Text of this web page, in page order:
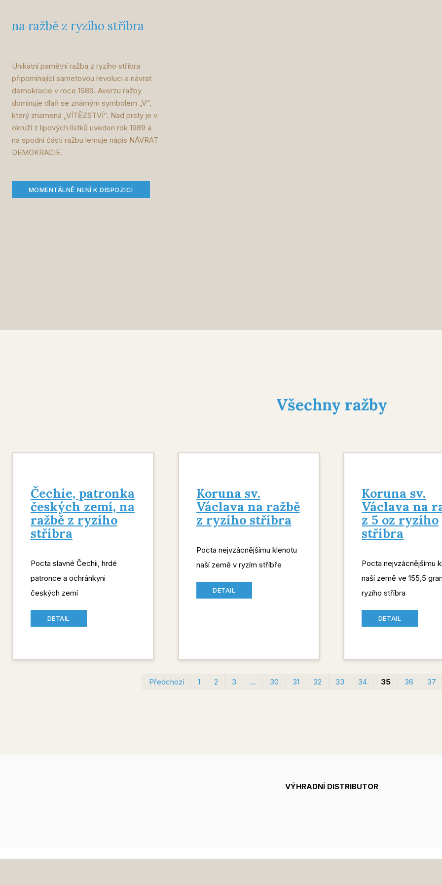
na ražbě z ryzího stříbra
Unikátní pamětní ražba z ryzího stříbra
připomínající sametovou revoluci a návrat
demokracie v roce 1989. Averzu ražby
dominuje dlaň se známým symbolem „V“,
který znamená „VÍTĚZSTVÍ“. Nad prsty je v
okruží z lipových lístků uveden rok 1989 a
na spodní části ražbu lemuje nápis NÁVRAT
DEMOKRACIE.
MOMENTÁLNĚ NENÍ K DISPOZICI
Všechny ražby
Čechie, patronka
českých zemí, na
ražbě z ryzího
stříbra
Pocta slavné Čechii, hrdé
patronce a ochránkyni
českých zemí
DETAIL
Koruna sv.
Václava na ražbě
z ryzího stříbra
Pocta nejvzácnějšímu klenotu
naší země v ryzím stříbře
DETAIL
Koruna sv.
Václava na
z 5 oz ryzího
stříbra
Pocta nejvzácnějšímu
naší země ve 155,5
ryzího stříbra
DETAIL
Předchozí 1 2 3 … 30 31 32 33 34 35 36 37
VÝHRADNÍ DISTRIBUTOR